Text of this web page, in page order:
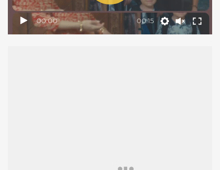
00:00 00:15